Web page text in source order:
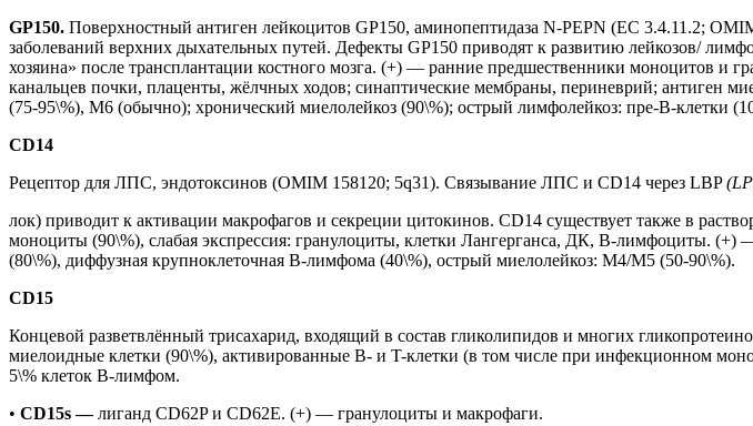
GP150. Поверхностный антиген лейкоцитов GP150, аминопептидаза N-PEPN (EC 3.4.11.2;
заболеваний верхних дыхательных путей. Дефекты GP150 приводят к развитию лейкозов/
хозяина» после трансплантации костного мозга. (+) — ранние предшественники моноцитов и
канальцев почки, плаценты, жёлчных ходов; синаптические мембраны, периневрий; антиген
(75-95\%), M6 (обычно); хронический миелолейкоз (90\%); острый лимфолейкоз: пре-B-клетки
CD14
Рецептор для ЛПС, эндотоксинов (OMIM 158120; 5q31). Связывание ЛПС и CD14 через LBP
лок) приводит к активации макрофагов и секреции цитокинов. CD14 существует также в
моноциты (90\%), слабая экспрессия: гранулоциты, клетки Лангерганса, ДК, B-лимфоциты.
(80\%), диффузная крупноклеточная B-лимфома (40\%), острый миелолейкоз: M4/M5 (50-90\%).
CD15
Концевой разветвлённый трисахарид, входящий в состав гликолипидов и многих
миелоидные клетки (90\%), активированные B- и T-клетки (в том числе при инфекционном
5\% клеток B-лимфом.
• CD15s —лиганд CD62P и CD62E. (+) — гранулоциты и макрофаги.